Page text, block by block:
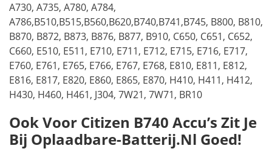
A730, A735, A780, A784,
A786,B510,B515,B560,B620,B740,B741,B745, B800, B810,
B870, B872, B873, B876, B877, B910, C650, C651, C652,
C660, E510, E511, E710, E711, E712, E715, E716, E717,
E760, E761, E765, E766, E767, E768, E810, E811, E812,
E816, E817, E820, E860, E865, E870, H410, H411, H412,
H430, H460, H461, J304, 7W21, 7W71, BR10
Ook Voor Citizen B740 Accu’s Zit Je
Bij Oplaadbare-Batterij.nl Goed!